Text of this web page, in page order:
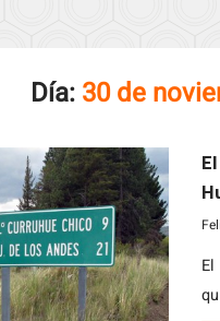
Día: 30 de